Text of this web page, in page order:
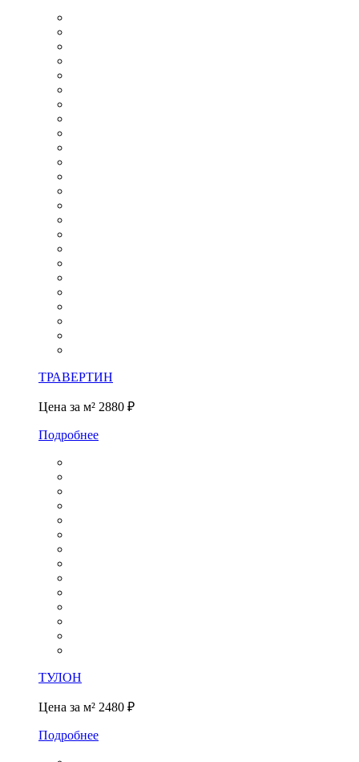
ТРАВЕРТИН
Цена за м² 2880 ₽
Подробнее
ТУЛОН
Цена за м² 2480 ₽
Подробнее